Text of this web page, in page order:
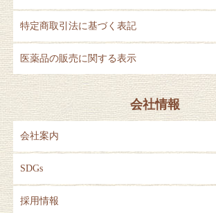
特定商取引法に基づく表記
医薬品の販売に関する表示
会社情報
会社案内
SDGs
採用情報